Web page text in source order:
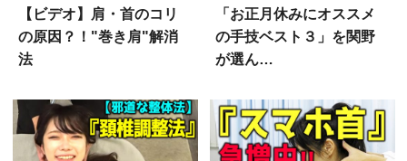
【ビデオ】肩・首のコリ
の原因？！"巻き肩"解消
法
「お正月休みにオススメ
の手技ベスト３」を関野
が選ん…